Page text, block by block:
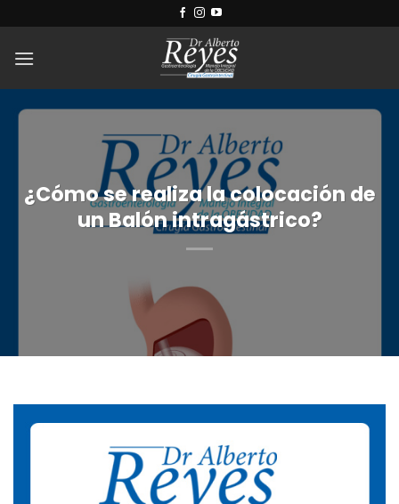
al
contenido
¿Cómo se realiza la colocación de
un Balón intragástrico?